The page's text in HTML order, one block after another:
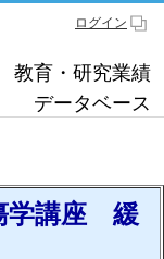
ログイン
教育・研究業績
データベース
学講座 緩